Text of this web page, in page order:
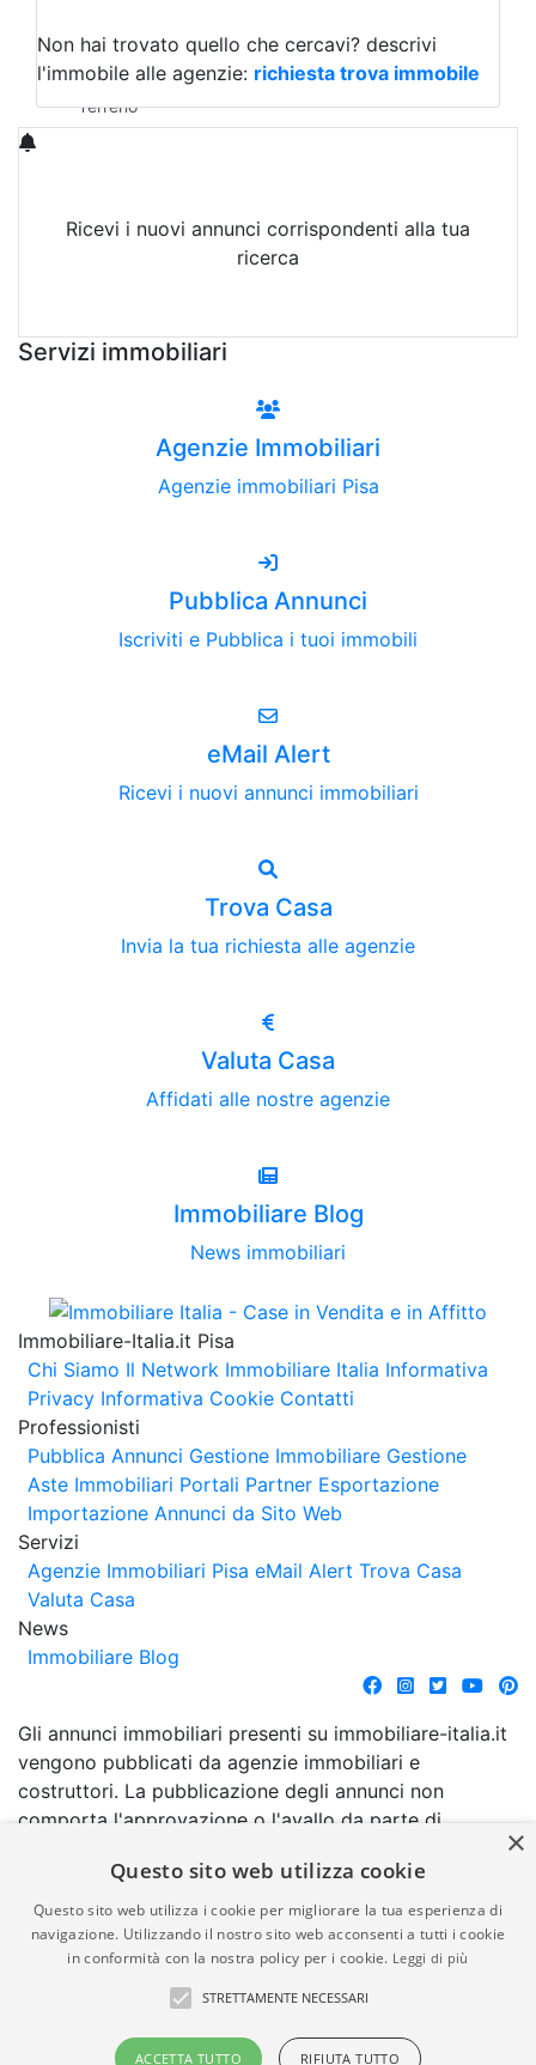
Qualsiasi
Terreno edificabile
Terreno
Non hai trovato quello che cercavi? descrivi
l'immobile alle agenzie: richiesta trova immobile
Ricevi i nuovi annunci corrispondenti alla tua
ricerca
Servizi immobiliari
Agenzie Immobiliari
Agenzie immobiliari Pisa
Pubblica Annunci
Iscriviti e Pubblica i tuoi immobili
eMail Alert
Ricevi i nuovi annunci immobiliari
Trova Casa
Invia la tua richiesta alle agenzie
Valuta Casa
Affidati alle nostre agenzie
Immobiliare Blog
News immobiliari
Immobiliare-Italia.it Pisa
Chi Siamo Il Network Immobiliare Italia Informativa
Privacy Informativa Cookie Contatti
Professionisti
Pubblica Annunci Gestione Immobiliare Gestione
Aste Immobiliari Portali Partner Esportazione
Importazione Annunci da Sito Web
Servizi
Agenzie Immobiliari Pisa eMail Alert Trova Casa
Valuta Casa
News
Immobiliare Blog
Gli annunci immobiliari presenti su immobiliare-italia.it
vengono pubblicati da agenzie immobiliari e
costruttori. La pubblicazione degli annunci non
comporta l'approvazione o l'avallo da parte di
garanzia da parte di quest'ultima. immobiliare-italia.it
quindi non è responsabile della veridicità, della
correttezza, della completezza, della normativa in
materia di privacy e/o di alcun altro aspetto dei
suddetti annunci.
© Copyright 2007 - 2026
Powered by
×
Questo sito web utilizza cookie
Questo sito web utilizza i cookie per migliorare la tua esperienza di
navigazione. Utilizzando il nostro sito web acconsenti a tutti i cookie
in conformità con la nostra policy per i cookie. Leggi di più
STRETTAMENTE NECESSARI
ACCETTA TUTTO RIFIUTA TUTTO